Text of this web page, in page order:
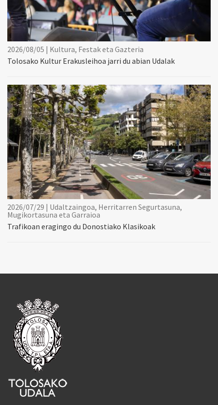
2026/08/05 | Kultura, Festak eta Gazteria
Tolosako Kultur Erakusleihoa jarri du abian Udalak
2026/07/29 | Udaltzaingoa, Herritarren Segurtasuna,
Mugikortasuna eta Garraioa
Trafikoan eragingo du Donostiako Klasikoak